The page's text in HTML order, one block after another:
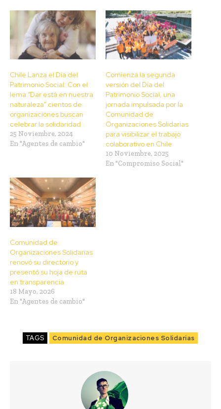
Chile Lanza el Día del
Patrimonio Social: Con el
lema “Dar está en nuestra
naturaleza” cientos de
organizaciones buscan
celebrar la solidaridad
25 Noviembre, 2024
En "Agentes de cambio"
Comienza la segunda
versión del Día del
Patrimonio Social, una
jornada impulsada por la
Comunidad de
Organizaciones Solidarias
para visibilizar el trabajo
colaborativo en Chile
10 Noviembre, 2025
En "Compromiso Social"
Comunidad de
Organizaciones Solidarias
renovó su directorio y
presentó su hoja de ruta
en transparencia
18 Mayo, 2026
En "Agentes de cambio"
TAGS Comunidad de Organizaciones Solidarias